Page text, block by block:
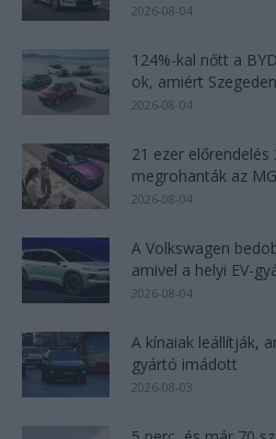
2026-08-04
124%-kal nőtt a
ok, amiért
2026-08-04
21 ezer
megrohanták az
2026-08-04
A Volkswagen
amivel a helyi EV-
2026-08-04
A kínaiak leállítják,
gyártó imádott
2026-08-03